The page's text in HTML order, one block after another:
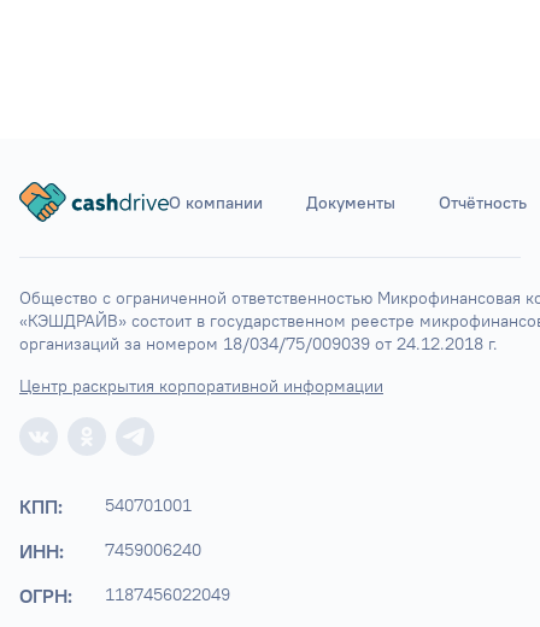
О компании Документы Отчётность
Общество с ограниченной ответственностью Микрофинансовая
«КЭШДРАЙВ» состоит в государственном реестре
организаций за номером 18/034/75/009039 от 24.12.2018 г.
Центр раскрытия корпоративной информации
КПП: 540701001
ИНН: 7459006240
ОГРН: 1187456022049